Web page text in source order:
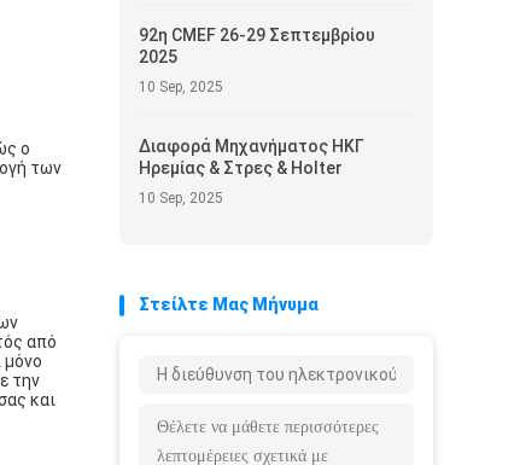
ο
των
από
μόνο
την
και
92η CMEF 26-29 Σεπτεμβρίου
2025
10 Sep, 2025
Διαφορά Μηχανήματος ΗΚΓ
Ηρεμίας & Στρες & Holter
10 Sep, 2025
Στείλτε Μας Μήνυμα